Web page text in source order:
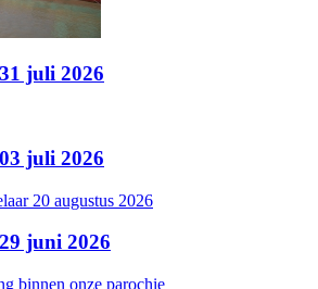
juli 2026
juli 2026
20 augustus 2026
juni 2026
binnen onze parochie